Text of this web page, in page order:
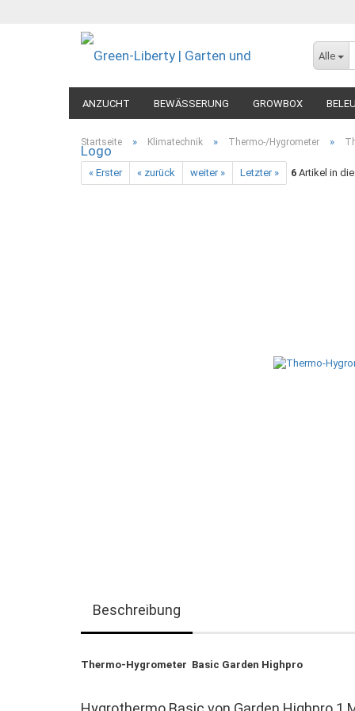
Alle
ANZUCHT BEWÄSSERUNG GROWBOX
MESSGERÄTE DIVERSES
Startseite » Klimatechnik » Thermo-/Hygrometer »
« Erster « zurück weiter » Letzter » 6 Artikel in
Beschreibung
Thermo-Hygrometer Basic Garden Highpro